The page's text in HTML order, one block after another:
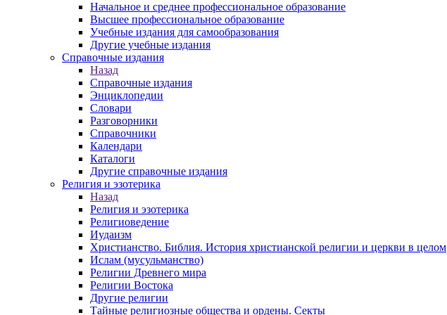
Начальное и среднее профессиональное образование
Высшее профессиональное образование
Учебные издания для самообразования
Другие учебные издания
Справочные издания
Назад
Справочные издания
Энциклопедии
Словари
Разговорники
Справочники
Календари
Каталоги
Другие справочные издания
Религия и эзотерика
Назад
Религия и эзотерика
Религиоведение
Иудаизм
Христианство. Библия. История христианской религии и церкви в целом
Ислам (мусульманство)
Религии Древнего мира
Религии Востока
Другие религии
Тайные религиозные общества и ордены. Секты